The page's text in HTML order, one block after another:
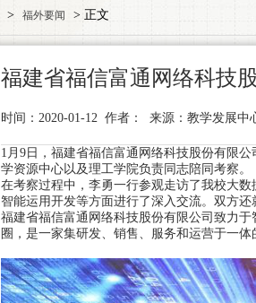
> 福外要闻 > 正文
福建省福信富通网络科技
时间：2020-01-12 作者： 来源：教学发展中
1月9日，福建省福信富通网络科技股份有限
学资源中心以及理工学院负责同志陪同考察。
在考察过程中，李勇一行参观走访了我校大
智能运用开发等方面进行了深入交流。双方
福建省福信富通网络科技股份有限公司致力
圈，是一家集研发、销售、服务和运营于一体